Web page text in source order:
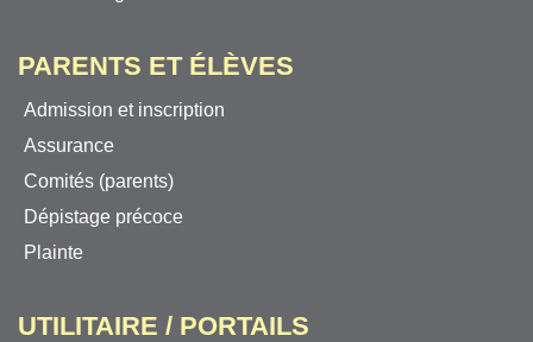
PARENTS ET ÉLÈVES
Admission et inscription
Assurance
Comités (parents)
Dépistage précoce
Plainte
UTILITAIRE / PORTAILS